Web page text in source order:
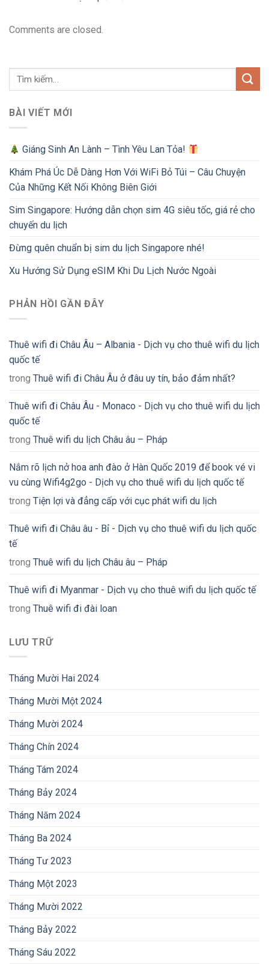
Comments are closed.
BÀI VIẾT MỚI
Giáng Sinh An Lành – Tình Yêu Lan Tỏa!
Khám Phá Úc Dễ Dàng Hơn Với WiFi Bỏ Túi – Câu Chuyện
Của Những Kết Nối Không Biên Giới
Sim Singapore: Hướng dẫn chọn sim 4G siêu tốc, giá rẻ cho
chuyến du lịch
Đừng quên chuẩn bị sim du lịch Singapore nhé!
Xu Hướng Sử Dụng eSIM Khi Du Lịch Nước Ngoài
PHẢN HỒI GẦN ĐÂY
Thuê wifi đi Châu Âu – Albania - Dịch vụ cho thuê wifi du lịch
quốc tế
trong Thuê wifi đi Châu Âu ở đâu uy tín, bảo đảm nhất?
Thuê wifi đi Châu Âu - Monaco - Dịch vụ cho thuê wifi du lịch
quốc tế
trong Thuê wifi du lịch Châu âu – Pháp
Nắm rõ lịch nở hoa anh đào ở Hàn Quốc 2019 để book vé vi
vu cùng Wifi4g2go - Dịch vụ cho thuê wifi du lịch quốc tế
trong Tiện lợi và đẳng cấp với cục phát wifi du lịch
Thuê wifi đi Châu âu - Bỉ - Dịch vụ cho thuê wifi du lịch quốc
tế
trong Thuê wifi du lịch Châu âu – Pháp
Thuê wifi đi Myanmar - Dịch vụ cho thuê wifi du lịch quốc tế
trong Thuê wifi đi đài loan
LƯU TRỮ
Tháng Mười Hai 2024
Tháng Mười Một 2024
Tháng Mười 2024
Tháng Chín 2024
Tháng Tám 2024
Tháng Bảy 2024
Tháng Năm 2024
Tháng Ba 2024
Tháng Tư 2023
Tháng Một 2023
Tháng Mười 2022
Tháng Bảy 2022
Tháng Sáu 2022